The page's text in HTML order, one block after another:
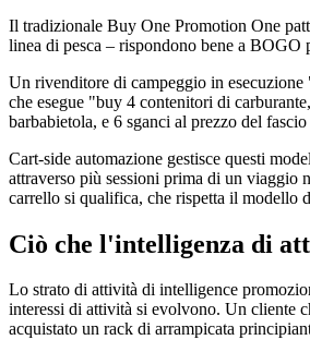
Il tradizionale Buy One Promotion One
linea di pesca – rispondono bene a
Un rivenditore di campeggio in
che esegue "buy 4 contenitori di
barbabietola, e 6 sganci al prezzo del
Cart-side automazione gestisce questi
attraverso più sessioni prima di un viaggio
carrello si qualifica, che rispetta il modello
Ciò che l'intelligenza di
Lo strato di attività di intelligence
interessi di attività si evolvono. Un cliente
acquistato un rack di arrampicata